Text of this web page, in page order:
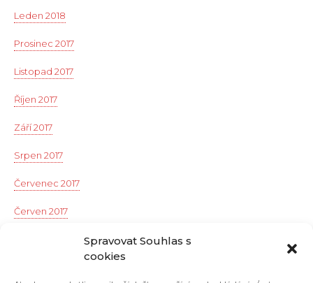
Spravovat Souhlas s
cookies
Leden 2018
Prosinec 2017
Listopad 2017
Říjen 2017
Září 2017
Srpen 2017
Červenec 2017
Červen 2017